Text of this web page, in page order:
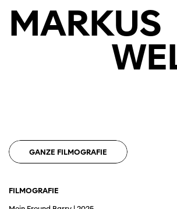
MARKUS
GANZE FILMOGRAFIE
FILMOGRAFIE